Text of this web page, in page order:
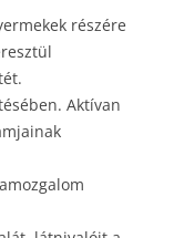
részére
Aktívan